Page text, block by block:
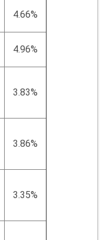
4.66%
4.96%
3.83%
3.86%
3.35%